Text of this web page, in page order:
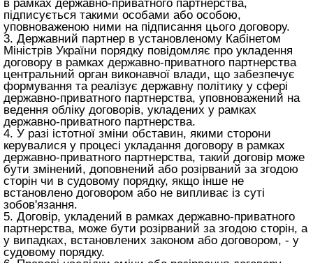
в рамках державно-приватного партнерства,
підписується такими особами або особою,
уповноваженою ними на підписання цього договору.
3. Державний партнер в установленому Кабінетом
Міністрів України порядку повідомляє про укладення
договору в рамках державно-приватного партнерства
центральний орган виконавчої влади, що забезпечує
формування та реалізує державну політику у сфері
державно-приватного партнерства, уповноважений на
ведення обліку договорів, укладених у рамках
державно-приватного партнерства.
4. У разі істотної зміни обставин, якими сторони
керувалися у процесі укладання договору в рамках
державно-приватного партнерства, такий договір може
бути змінений, доповнений або розірваний за згодою
сторін чи в судовому порядку, якщо інше не
встановлено договором або не випливає із суті
зобов'язання.
5. Договір, укладений в рамках державно-приватного
партнерства, може бути розірваний за згодою сторін, а
у випадках, встановлених законом або договором, - у
судовому порядку.